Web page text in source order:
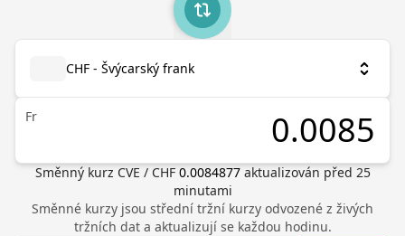
CHF - Švýcarský frank
Fr
Směnný kurz CVE / CHF 0.0084877 aktualizován před 25
minutami
Směnné kurzy jsou střední tržní kurzy odvozené z živých
tržních dat a aktualizují se každou hodinu.